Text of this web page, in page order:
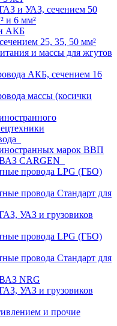
и УАЗ, сечением 50
и 6 мм²
АКБ
25, 35, 50 мм²
и массы для жгутов
АКБ, сечением 16
массы (косички
марок ВВП
CARGEN
провода LPG (ГБО)
провода Стандарт для
УАЗ и грузовиков
провода LPG (ГБО)
провода Стандарт для
NRG
УАЗ и грузовиков
и прочие